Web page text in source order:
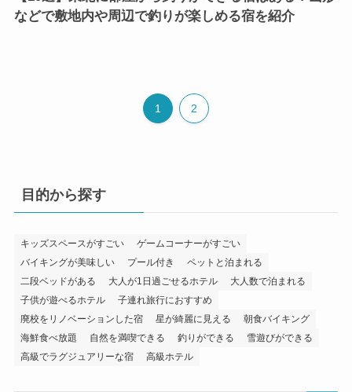
などで敷地内や周辺で釣りが楽しめる宿を紹介
1 2
目的から探す
キッズスペースがすごい
ゲームコーナーがすごい
バイキングが美味しい
プール付き
ペットと泊まれる
二段ベッドがある
大人が1日過ごせるホテル
大人数で泊まれる
子供が遊べるホテル
子連れ旅行におすすめ
廃校をリノベーションした宿
星が綺麗に見える
朝食バイキング
海鮮食べ放題
自然を満喫できる 釣りができる
雪遊びができる
高級でラグジュアリーな宿
高級ホテル